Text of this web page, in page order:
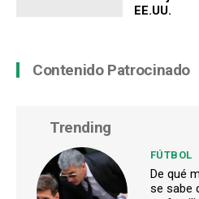
EE.UU.
Contenido Patrocinado
Trending
FÚTBOL
De qué
se sabe